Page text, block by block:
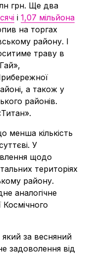
грн. Ще два
і 1,07 мільйона
на торгах
району. І
траву в
а також у
районів.
кількість
У
щодо
територіях
району.
аналогічне
Космічного
який за весняний
задоволення від